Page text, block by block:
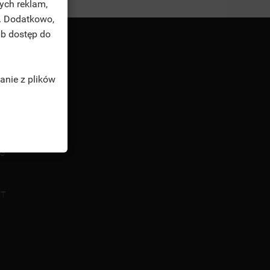
reklam,
Dodatkowo,
dostęp do
z plików